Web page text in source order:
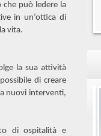
può ledere la
in un’ottica di
vita.
la sua attività
di creare
nuovi interventi,
di ospitalità e